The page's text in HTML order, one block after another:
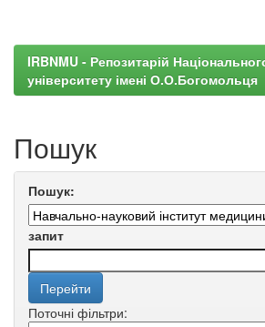
IRBNMU - Репозитарій
університету імені О.О.Богомольця
Пошук
Пошук:
запит
Поточні фільтри: